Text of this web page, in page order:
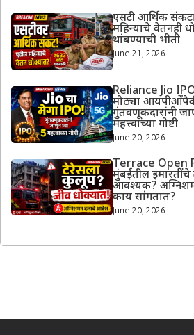
एसटी आर्थिक
महिन्याचे वेतनही
थांबण्याची भीती
June 21, 2026
Reliance Jio IPO
मोठ्या
गुंतवणूकदारांनी
महत्त्वाच्या गोष्टी
June 20, 2026
Terrace Open
मुंबईतील
आवश्यक?
काय सांगतात?
June 20, 2026